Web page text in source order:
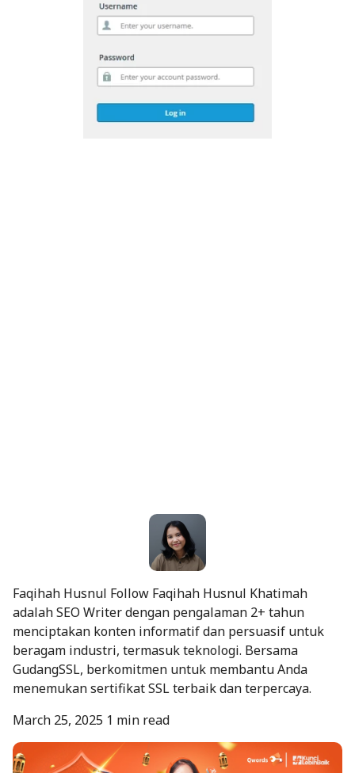
Faqihah Husnul Follow Faqihah Husnul Khatimah
adalah SEO Writer dengan pengalaman 2+ tahun
menciptakan konten informatif dan persuasif untuk
beragam industri, termasuk teknologi. Bersama
GudangSSL, berkomitmen untuk membantu Anda
menemukan sertifikat SSL terbaik dan terpercaya.
March 25, 2025 1 min read